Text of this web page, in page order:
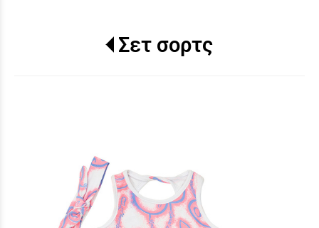
Σετ σορτς